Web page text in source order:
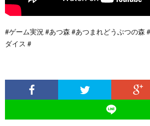
#ゲーム実況 #あつ森 #あつまれどうぶつの森
ダイス #